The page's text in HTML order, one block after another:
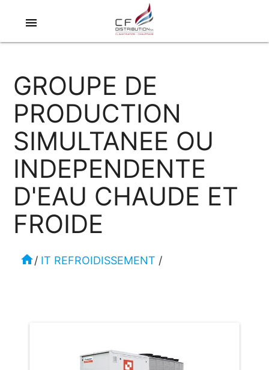
menu
GROUPE DE
PRODUCTION
SIMULTANEE OU
INDEPENDENTE
D'EAU CHAUDE ET
FROIDE
home/ IT REFROIDISSEMENT /